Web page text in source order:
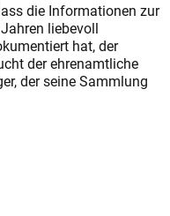
die Informationen zur
liebevoll
hat, der
der ehrenamtliche
der seine Sammlung